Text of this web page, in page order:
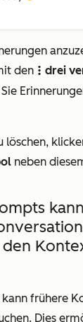
den verticalMenut drei
löschen,
neben
kann frühere
Dies